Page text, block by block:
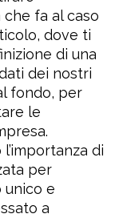
che fa al caso
dove ti
di una
dei nostri
fondo, per
le
di
per
unico e
a